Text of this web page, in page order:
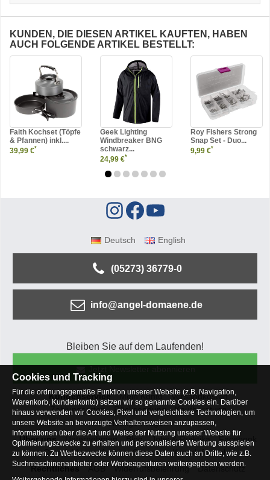
KUNDEN, DIE DIESEN ARTIKEL KAUFTEN, HABEN
AUCH FOLGENDE ARTIKEL BESTELLT:
Faith Kochset (Töpfe
& Pfannen) inkl....
39,99 €*
Geek Lighting
Windbreaker BNG
schwarz...
24,99 €*
Roy Fishers Strong
Snap Set - Duo...
9,99 €*
Deutsch English
(05273) 36779-0
info@angel-domaene.de
Bleiben Sie auf dem Laufenden!
Kundenservice Mein Konto
Versandkosten
Zahlungsarten
Rücksendung
Kaufberatung
Häufige Fragen
Über uns
Unternehmen Blog Jobs & Praktika
Facebook
Osterfeldsee
Archiv Sitemap
Kontaktformular
Rechtliches
AGB Widerrufsbelehrung
Datenschutz
Cookies und Tracking
Für die ordnungsgemäße Funktion unserer Website (z.B. Navigation,
Warenkorb, Kundenkonto) setzen wir so genannte Cookies ein. Darüber
hinaus verwenden wir Cookies, Pixel und vergleichbare Technologien, um
unsere Website an bevorzugte Verhaltensweisen anzupassen,
Informationen über die Art und Weise der Nutzung unserer Website für
Optimierungszwecke zu erhalten und personalisierte Werbung ausspielen
zu können. Zu Werbezwecke können diese Daten auch an Dritte, wie z.B.
Suchmaschinenanbieter oder Werbeagenturen weitergegeben werden.